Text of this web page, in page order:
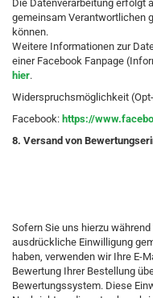
Die Datenverarbeitung erfolgt
gemeinsam Verantwortlichen
können.
Weitere Informationen zur
einer Facebook Fanpage
hier.
Widerspruchsmöglichkeit
Facebook: https://
8. Versand von
Sofern Sie uns hierzu
ausdrückliche Einwilligung
haben, verwenden wir Ihre E-
Bewertung Ihrer Bestellung
Bewertungssystem. Diese